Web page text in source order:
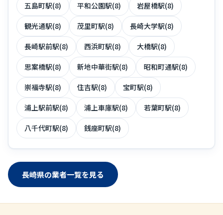
五島町駅(8) 平和公園駅(8) 岩屋橋駅(8)
観光通駅(8) 茂里町駅(8) 長崎大学駅(8)
長崎駅前駅(8) 西浜町駅(8) 大橋駅(8)
思案橋駅(8) 新地中華街駅(8) 昭和町通駅(8)
崇福寺駅(8) 住吉駅(8) 宝町駅(8)
浦上駅前駅(8) 浦上車庫駅(8) 若葉町駅(8)
八千代町駅(8) 銭座町駅(8)
長崎県の業者一覧を見る